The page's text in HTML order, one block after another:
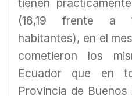
tienen
(18,19 frente a
habitantes), en el
cometieron los
Ecuador que en
Provincia de